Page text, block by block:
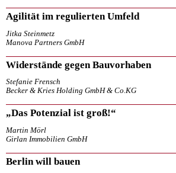
Agilität im regulierten Umfeld
Jitka Steinmetz
Manova Partners GmbH
Widerstände gegen Bauvorhaben
Stefanie Frensch
Becker & Kries Holding GmbH & Co.KG
„Das Potenzial ist groß!“
Martin Mörl
Girlan Immobilien GmbH
Berlin will bauen